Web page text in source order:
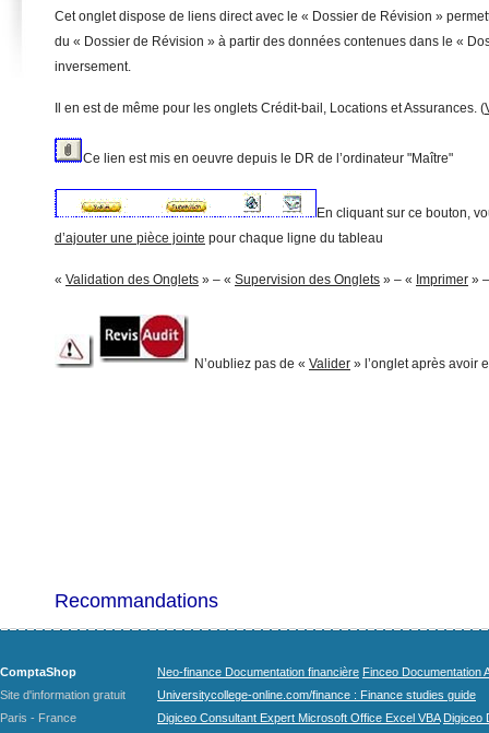
Cet onglet dispose de liens direct avec le « Dossier de Révision »
du « Dossier de Révision » à partir des données contenues dans le «
inversement.
Il en est de même pour les onglets Crédit-bail, Locations et Assurances. (
Ce lien est mis en oeuvre depuis le DR de l’ordinateur "Maître"
En cliquant sur ce bouton,
d’ajouter une pièce jointe pour chaque ligne du tableau
« Validation des Onglets » – « Supervision des Onglets » – « Imprimer »
N’oubliez pas de « Valider » l’onglet après avoir
Recommandations
ComptaShop
Site d'information gratuit
Paris - France
Neo-finance Documentation financière Finceo Documentation
Universitycollege-online.com/finance : Finance studies guide
Digiceo Consultant Expert Microsoft Office Excel VBA Digiceo